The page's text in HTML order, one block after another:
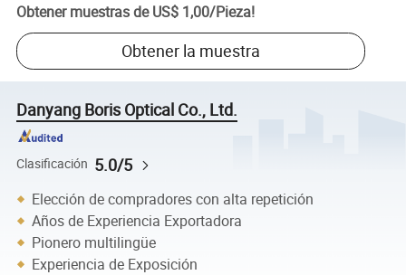
Obtener muestras de US$ 1,00/Pieza!
Obtener la muestra
Danyang Boris Optical Co., Ltd.
Clasificación 5.0/5
Elección de compradores con alta repetición
Años de Experiencia Exportadora
Pionero multilingüe
Experiencia de Exposición